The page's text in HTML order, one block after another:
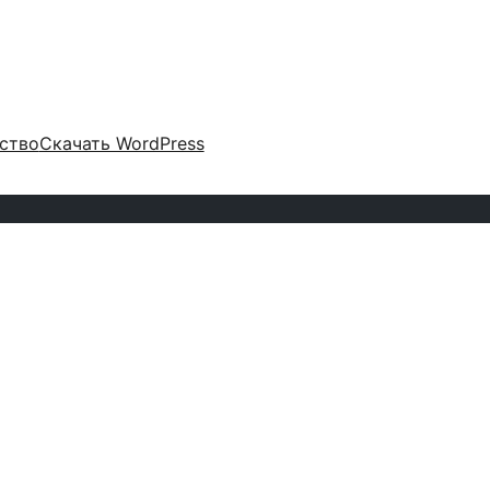
Скачать WordPress